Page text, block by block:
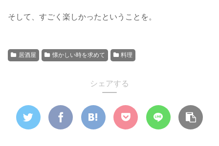
そして、すごく楽しかったということを。
居酒屋 懐かしい時を求めて 料理
シェアする